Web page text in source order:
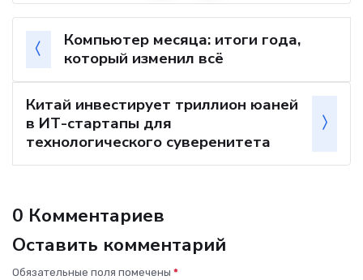
Компьютер месяца: итоги года,
который изменил всё
Китай инвестирует триллион юаней
в ИТ-стартапы для
технологического суверенитета
0 Комментариев
Оставить комментарий
Обязательные поля помечены *